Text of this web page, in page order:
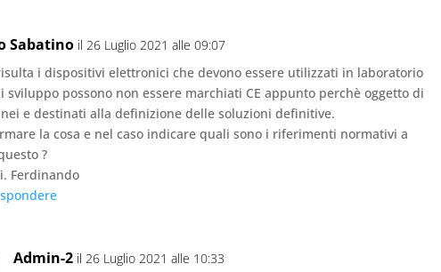
Sabatino il 26 Luglio 2021 alle 09:07
i dispositivi elettronici che devono essere utilizzati in laboratorio
sviluppo possono non essere marchiati CE appunto perchè oggetto di
e destinati alla definizione delle soluzioni definitive.
la cosa e nel caso indicare quali sono i riferimenti normativi a
?
Ferdinando
Admin-2 il 26 Luglio 2021 alle 10:33